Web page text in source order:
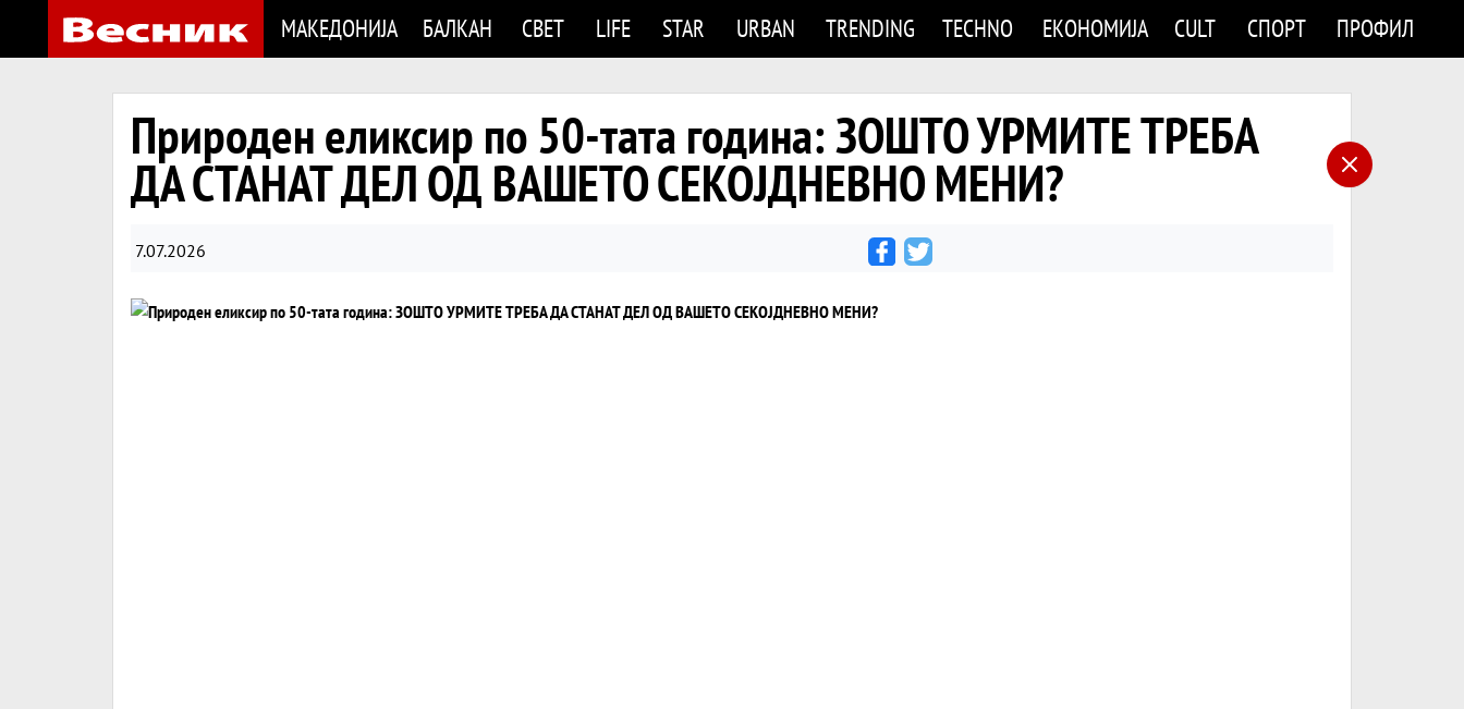
МАКЕДОНИЈА БАЛКАН СВЕТ LIFE STAR URBAN TRENDING TECHNO ЕКОНОМИЈА CULT СПОРТ ПРОФИЛ
Природен еликсир по 50-тата година: ЗОШТО УРМИТЕ ТРЕБА
ДА СТАНАТ ДЕЛ ОД ВАШЕТО СЕКОЈДНЕВНО МЕНИ?
7.07.2026